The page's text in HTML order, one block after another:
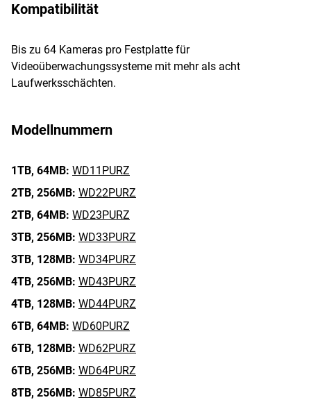
Kompatibilität
Bis zu 64 Kameras pro Festplatte für
Videoüberwachungssysteme mit mehr als acht
Laufwerksschächten.
Modellnummern
1TB, 64MB: WD11PURZ
2TB, 256MB: WD22PURZ
2TB, 64MB: WD23PURZ
3TB, 256MB: WD33PURZ
3TB, 128MB: WD34PURZ
4TB, 256MB: WD43PURZ
4TB, 128MB: WD44PURZ
6TB, 64MB: WD60PURZ
6TB, 128MB: WD62PURZ
6TB, 256MB: WD64PURZ
8TB, 256MB: WD85PURZ